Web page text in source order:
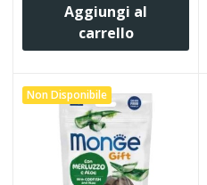
Aggiungi al
carrello
Non Disponibile